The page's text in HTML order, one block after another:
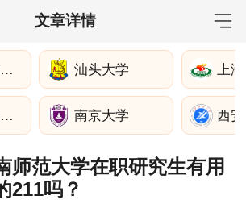
文章详情
招生政策 学制学费
报名流程
招生简章
招生政策
上海财经大学滴水湖高级金融学院 汕头大学 上
北京师范大学湾区国际商学院 南京大学 西
师范大学在职研究生有用
211吗？